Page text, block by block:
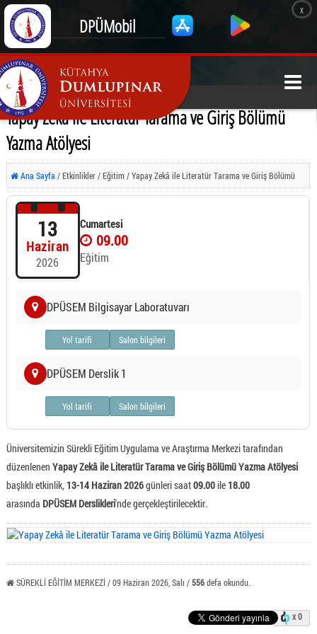
DPÜMobil
x
Yapay Zekâ ile Literatür Tarama ve Giriş Bölümü
Yazma Atölyesi
Ana Sayfa / Etkinlikler / Eğitim / Yapay Zekâ ile Literatür Tarama ve Giriş Bölümü
Yazma Atölyesi
13
Haziran
2026
Cumartesi
09.00
Eğitim
DPÜSEM Bilgisayar Laboratuvarı
Yol tarifi Salon bilgileri
DPÜSEM Derslik 1
Yol tarifi Salon bilgileri
Üniversitemizin Sürekli Eğitim Uygulama ve Araştırma Merkezi tarafından
düzenlenen Yapay Zekâ ile Literatür Tarama ve Giriş Bölümü Yazma Atölyesi
başlıklı etkinlik, 13-14 Haziran 2026günleri saat09.00ile 18.00
arasında DPÜSEM Derslikleri'nde gerçekleştirilecektir.
SÜREKLİ EĞİTİM MERKEZİ / 09 Haziran 2026, Salı /556defa okundu.
x 0